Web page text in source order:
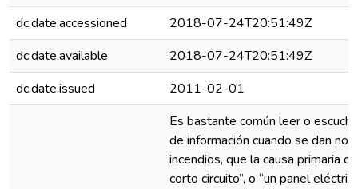
dc.date.accessioned
2018-07-24T20:51:49Z
dc.date.available
2018-07-24T20:51:49Z
dc.date.issued
2011-02-01
Es bastante común leer o
de información cuando se dan
incendios, que la causa primaria
corto circuito”, o “un panel